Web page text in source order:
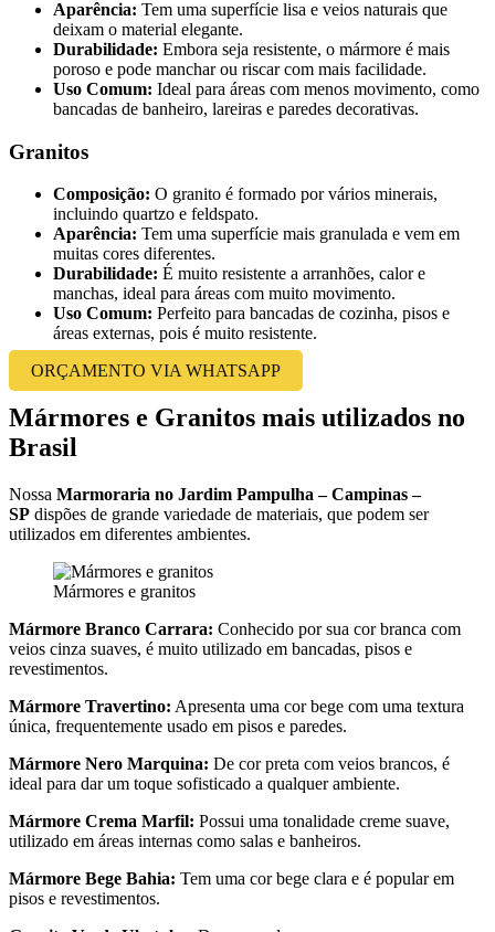
Aparência: Tem uma superfície lisa e veios naturais que
deixam o material elegante.
Durabilidade: Embora seja resistente, o mármore é mais
poroso e pode manchar ou riscar com mais facilidade.
Uso Comum: Ideal para áreas com menos movimento, como
bancadas de banheiro, lareiras e paredes decorativas.
Granitos
Composição: O granito é formado por vários minerais,
incluindo quartzo e feldspato.
Aparência: Tem uma superfície mais granulada e vem em
muitas cores diferentes.
Durabilidade: É muito resistente a arranhões, calor e
manchas, ideal para áreas com muito movimento.
Uso Comum: Perfeito para bancadas de cozinha, pisos e
áreas externas, pois é muito resistente.
ORÇAMENTO VIA WHATSAPP
Mármores e Granitos mais utilizados no
Brasil
Nossa Marmoraria no Jardim Pampulha – Campinas –
SP dispões de grande variedade de materiais, que podem ser
utilizados em diferentes ambientes.
Mármores e granitos
Mármore Branco Carrara: Conhecido por sua cor branca com
veios cinza suaves, é muito utilizado em bancadas, pisos e
revestimentos.
Mármore Travertino: Apresenta uma cor bege com uma textura
única, frequentemente usado em pisos e paredes.
Mármore Nero Marquina: De cor preta com veios brancos, é
ideal para dar um toque sofisticado a qualquer ambiente.
Mármore Crema Marfil: Possui uma tonalidade creme suave,
utilizado em áreas internas como salas e banheiros.
Mármore Bege Bahia: Tem uma cor bege clara e é popular em
pisos e revestimentos.